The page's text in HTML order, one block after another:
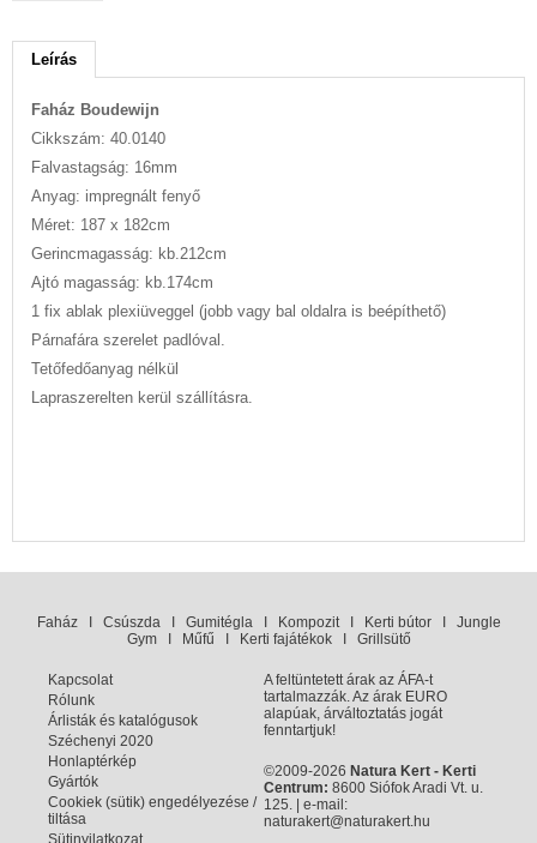
Leírás
Faház Boudewijn
Cikkszám: 40.0140
Falvastagság: 16mm
Anyag: impregnált fenyő
Méret: 187 x 182cm
Gerincmagasság: kb.212cm
Ajtó magasság: kb.174cm
1 fix ablak plexiüveggel (jobb vagy bal oldalra is beépíthető)
Párnafára szerelet padlóval.
Tetőfedőanyag nélkül
Lapraszerelten kerül szállításra.
FaházI CsúszdaI GumitéglaI KompozitI Kerti bútorI Jungle
GymI Műfű Kerti fajátékokI Grillsütő
Kapcsolat
Rólunk
Árlisták és katalógusok
Széchenyi 2020
Honlaptérkép
Gyártók
Cookiek (sütik) engedélyezése /
tiltása
Sütinyilatkozat
A feltüntetett árak az ÁFA-t
tartalmazzák. Az árak EURO
alapúak, árváltoztatás jogát
fenntartjuk!
©2009-2026 Natura Kert - Kerti
Centrum: 8600 Siófok Aradi Vt. u.
125. | e-mail:
naturakert@naturakert.hu